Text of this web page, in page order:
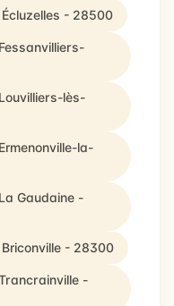
- 28500
lès-
la-
Gaudaine -
- 28300
-